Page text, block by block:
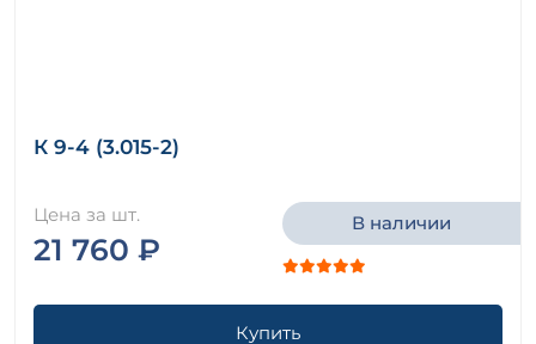
К 9-4 (3.015-2)
Цена за шт.
21 760 ₽
В наличии
Купить